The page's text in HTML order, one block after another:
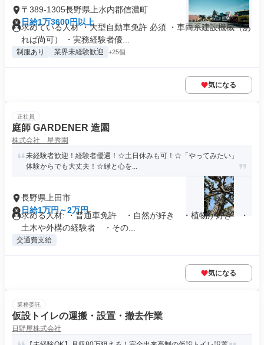
〒389-1305長野県上水内郡信濃町
日給1万3600円以上
求めている人材 ・大型自動車免許 必須 ・車両系建設機械（あ
れば尚可） ・実務経験者優...
制服あり 業界未経験歓迎 +25個
気になる
正社員
庭師 GARDENER 造園
株式会社 星秀園
未経験者歓迎！経験者優遇！☆土日休みも可！☆「やってみたい」
体験からでも大丈夫！☆緑と心を...
長野県上田市
日給1万円～2万円
求める人材: ・普通車免許 ・自然が好き ・植物が好き ・
土木や外構の経験者 ・その...
交通費支給
気になる
業務委託
仮設トイレの運搬・設置・撤去作業
日野屋株式会社